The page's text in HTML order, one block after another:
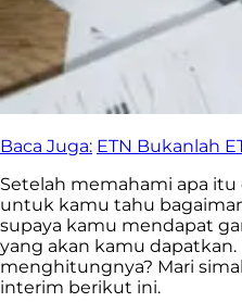
Baca Juga: ETN Bukanlah
Setelah memahami apa
untuk kamu tahu
supaya kamu mendapat
yang akan kamu dapatkan.
menghitungnya? Mari
interim berikut ini.